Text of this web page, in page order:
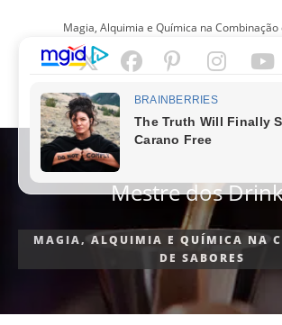
Magia, Alquimia e Química na Combinação
PORTUGUÊS
Mestre dos
MAGIA, ALQUIMIA E QUÍMICA NA
DE SABORES